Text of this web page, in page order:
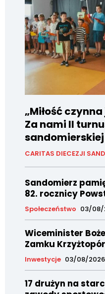
„Miłość
Za nami II
CARITAS DIECEZJI
Sandomierz
82. rocznicy
Społeczeństwo 03/08/
Wiceminister
Zamku Krzyżtopór
Inwestycje 03/08/2026
17 drużyn na